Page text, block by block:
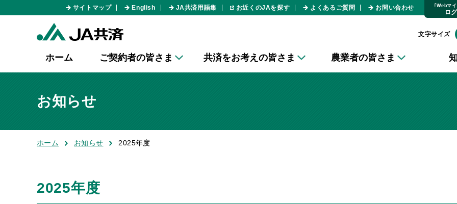
サイトマップ English JA共済用語集 お近くのJAを探す よくあるご質問 お問い合わせ ｢Webマ
ロ
文字サイズ
ホーム ご契約者の皆さま 共済をお考えの皆さま 農業者の皆さま
お知らせ
ホーム お知らせ 2025年度
2025年度